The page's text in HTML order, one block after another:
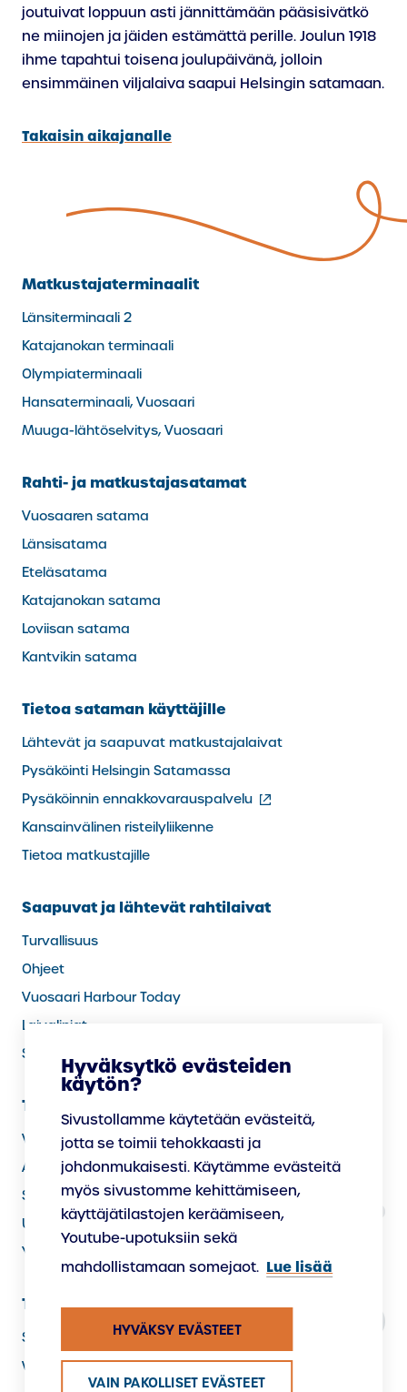
joutuivat loppuun asti jännittämään pääsisivätkö
ne miinojen ja jäiden estämättä perille. Joulun 1918
ihme tapahtui toisena joulupäivänä, jolloin
ensimmäinen viljalaiva saapui Helsingin satamaan.
Takaisin aikajanalle
Matkustajaterminaalit
Länsiterminaali 2
Katajanokan terminaali
Olympiaterminaali
Hansaterminaali, Vuosaari
Muuga-lähtöselvitys, Vuosaari
Rahti- ja matkustajasatamat
Vuosaaren satama
Länsisatama
Eteläsatama
Katajanokan satama
Loviisan satama
Kantvikin satama
Tietoa sataman käyttäjille
Lähtevät ja saapuvat matkustajalaivat
Pysäköinti Helsingin Satamassa
Pysäköinnin ennakkovarauspalvelu(ulkoinen
Kansainvälinen risteilyliikenne
Tietoa matkustajille
Saapuvat ja lähtevät rahtilaivat
Turvallisuus
Ohjeet
Vuosaari Harbour Today
Laivalinjat
Sää satamassa
Tietoa meistä
Vastuullisuus
Avoimet työpaikat
Satamassa palvelevat yritykset
Uudistamme satamaa
Yhteystiedot
Tietosuoja
Saavutettavuusseloste
Whistleblowing -ilmoituskanava
Hyväksytkö evästeiden
käytön?
Sivustollamme käytetään evästeitä,
jotta se toimii tehokkaasti ja
johdonmukaisesti. Käytämme evästeitä
myös sivustomme kehittämiseen,
käyttäjätilastojen keräämiseen,
Youtube-upotuksiin sekä
mahdollistamaan somejaot. Lue lisää
HYVÄKSY EVÄSTEET
VAIN PAKOLLISET EVÄSTEET